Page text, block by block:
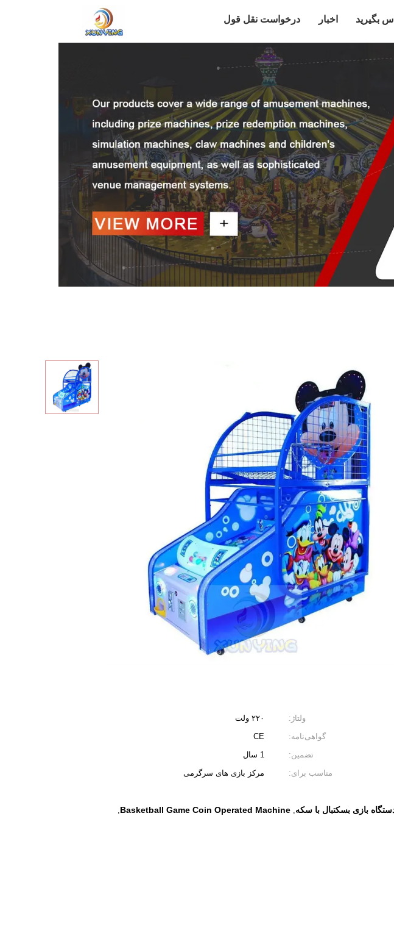
بگیرید اخبار درخواست نقل قول
ولتاژ:
۲۲۰ ولت
گواهی‌نامه:
CE
تضمین:
1 سال
مناسب برای: مرکز بازی های سرگرمی
بازی بسکتبال با سکه,
Basketball Game Coin Operated Machine
,